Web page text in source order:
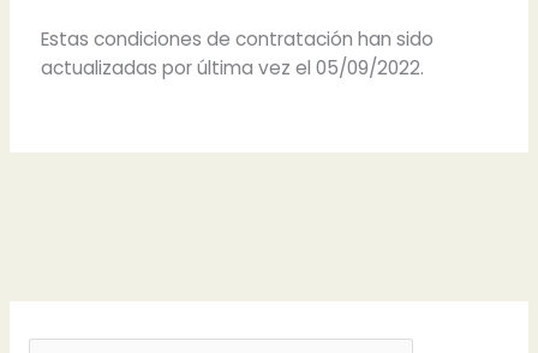
Estas condiciones de contratación han sido
actualizadas por última vez el 05/09/2022.